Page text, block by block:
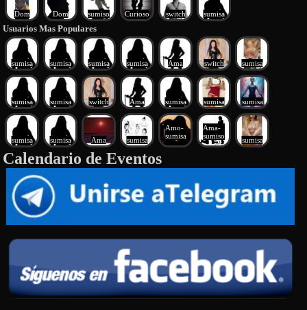
Dom Dom sumiso Curioso switch sumisa
Usuarios Mas Populares
sumisa sumisa sumisa sumisa Ama switch sumisa
sumisa sumisa switch Ama sumisa sumisa sumisa
sumisa sumisa Ama sumisa
Amo-
sumisa
Ama-
sumiso
sumisa
Calendario de Eventos